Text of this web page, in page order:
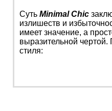
Суть Minimal Chic
излишеств и
имеет значение, а
выразительной
стиля: